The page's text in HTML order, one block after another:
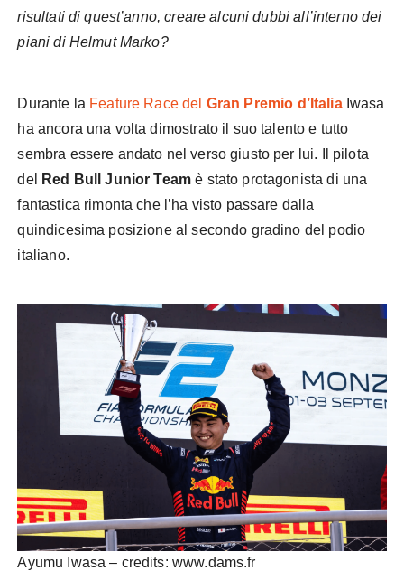
risultati di quest’anno, creare alcuni dubbi all’interno dei
piani di Helmut Marko?
Durante la Feature Race del Gran Premio d’ItaliaIwasa
ha ancora una volta dimostrato il suo talento e tutto
sembra essere andato nel verso giusto per lui. Il pilota
del
Red Bull Junior Team è stato protagonista di una
fantastica rimonta che l’ha visto passare dalla
quindicesima posizione al secondo gradino del podio
italiano.
Ayumu Iwasa – credits: www.dams.fr